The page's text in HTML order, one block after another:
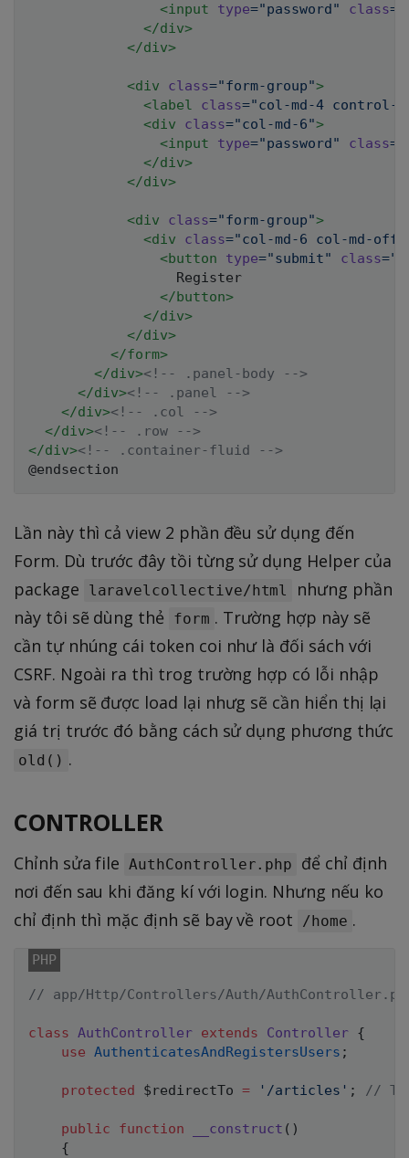
<input type="password " class=
</div>
</div>
<div class="form-group">
<label class="col-md-4 control-
<div class="col-md-6">
<input type="password " class=
</div>
</div>
<div class="form-group">
<div class="col-md-6 col-md-
<button type="submit" class="
                  Register
</button>
</div>
</div>
</form>
</div><!-- .panel-body -->
</div><!-- .panel -->
</div><!-- .col -->
</div><!-- .row -->
</div><!-- .container-fluid -->
Lần này thì cả view 2 phần đều sử dụng đến
Form. Dù trước đây tồi từng sử dụng Helper của
package
laravelcollective/html
nhưng phần
này tôi sẽ dùng thẻ
form . Trường hợp này sẽ
cần tự nhúng cái token coi như là đối sách với
CSRF. Ngoài ra thì trog trường hợp có lỗi nhập
và form sẽ được load lại nhưg sẽ cần hiển thị lại
giá trị trước đó bằng cách sử dụng phương thức
old() .
CONTROLLER
Chỉnh sửa file AuthController.php
để chỉ định
nơi đến sau khi đăng kí với login. Nhưng nếu ko
chỉ định thì mặc định sẽ bay về root
/home .
// app/Http/Controllers/Auth/
class AuthController extends Controller {
use AuthenticatesAndRegistersUsers ;
protected $redirectTo = '/articles' ; //
public function __construct ( )
{